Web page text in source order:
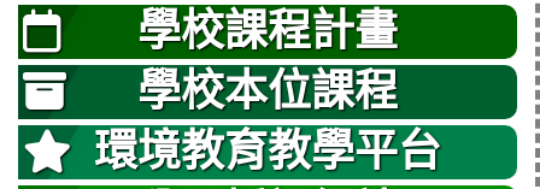
學校課程計畫
學校本位課程
環境教育教學平台